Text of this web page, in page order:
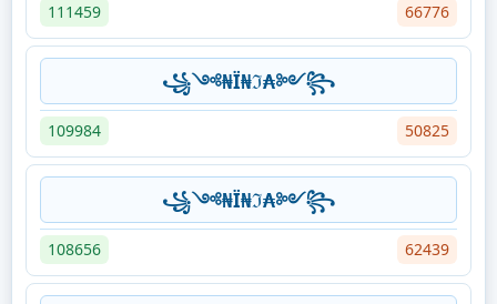
111459 66776
꧁༺₦Ї₦ℑ₳༻꧂
109984 50825
꧁༺₦Ї₦ℑ₳༻꧂
108656 62439